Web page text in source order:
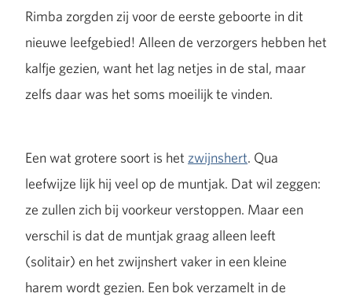
Rimba zorgden zij voor de eerste geboorte in dit
nieuwe leefgebied! Alleen de verzorgers hebben het
kalfje gezien, want het lag netjes in de stal, maar
zelfs daar was het soms moeilijk te vinden.
Een wat grotere soort is het zwijnshert. Qua
leefwijze lijk hij veel op de muntjak. Dat wil zeggen:
ze zullen zich bij voorkeur verstoppen. Maar een
verschil is dat de muntjak graag alleen leeft
(solitair) en het zwijnshert vaker in een kleine
harem wordt gezien. Een bok verzamelt in de